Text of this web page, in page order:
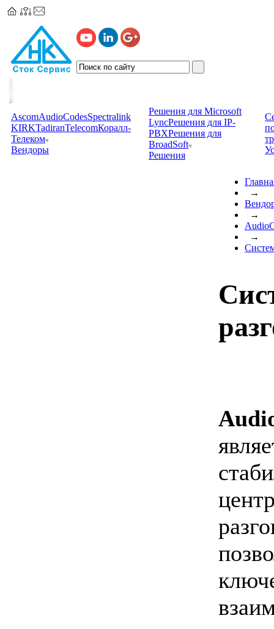
AscomAudioCodesSpectralink
KIRKTadiranTelecomКоралл-
Телеком
Вендоры
Решения для Microsoft
LyncРешения для IP-
PBXРешения для
BroadSoft
Решения
→
→
→